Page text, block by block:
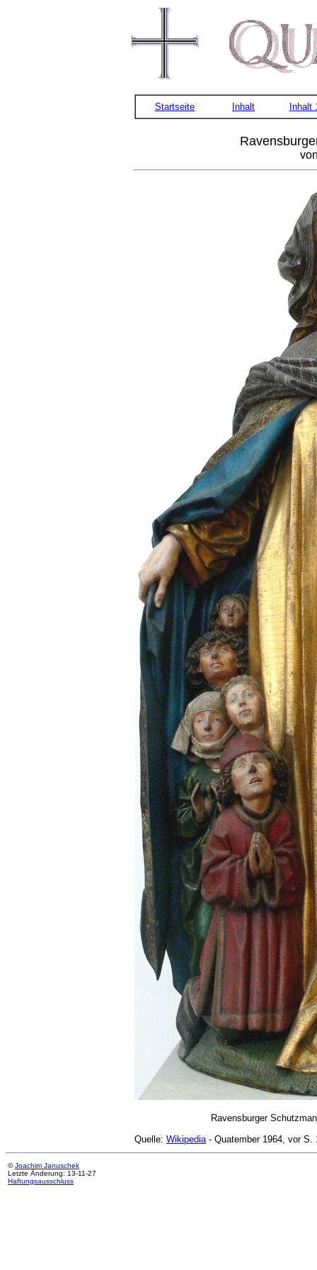
Startseite Inhalt Inhalt
Ravensburger
Quelle: Wikipedia- Quatember 1964, vor S.
©Joachim Januschek
Letzte Änderung: 13-11-27
Haftungsausschluss